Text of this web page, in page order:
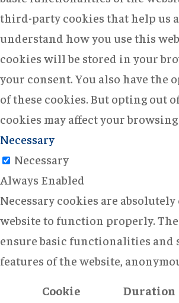
third-party cookies that help us
understand how you use this
cookies will be stored in your
your consent. You also have the
of these cookies. But opting out
cookies may affect your
Necessary
Necessary
Always Enabled
Necessary cookies are
website to function properly.
ensure basic functionalities and
features of the website,
Cookie
Duration